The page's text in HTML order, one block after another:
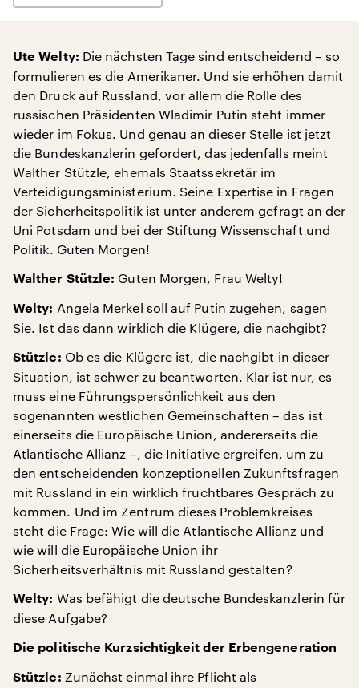
Ute Welty: Die nächsten Tage sind entscheidend – so
formulieren es die Amerikaner. Und sie erhöhen damit
den Druck auf Russland, vor allem die Rolle des
russischen Präsidenten Wladimir Putin steht immer
wieder im Fokus. Und genau an dieser Stelle ist jetzt
die Bundeskanzlerin gefordert, das jedenfalls meint
Walther Stützle, ehemals Staatssekretär im
Verteidigungsministerium. Seine Expertise in Fragen
der Sicherheitspolitik ist unter anderem gefragt an der
Uni Potsdam und bei der Stiftung Wissenschaft und
Politik. Guten Morgen!
Walther Stützle: Guten Morgen, Frau Welty!
Welty: Angela Merkel soll auf Putin zugehen, sagen
Sie. Ist das dann wirklich die Klügere, die nachgibt?
Stützle: Ob es die Klügere ist, die nachgibt in dieser
Situation, ist schwer zu beantworten. Klar ist nur, es
muss eine Führungspersönlichkeit aus den
sogenannten westlichen Gemeinschaften – das ist
einerseits die Europäische Union, andererseits die
Atlantische Allianz –, die Initiative ergreifen, um zu
den entscheidenden konzeptionellen Zukunftsfragen
mit Russland in ein wirklich fruchtbares Gespräch zu
kommen. Und im Zentrum dieses Problemkreises
steht die Frage: Wie will die Atlantische Allianz und
wie will die Europäische Union ihr
Sicherheitsverhältnis mit Russland gestalten?
Welty: Was befähigt die deutsche Bundeskanzlerin für
diese Aufgabe?
Die politische Kurzsichtigkeit der Erbengeneration
Stützle: Zunächst einmal ihre Pflicht als